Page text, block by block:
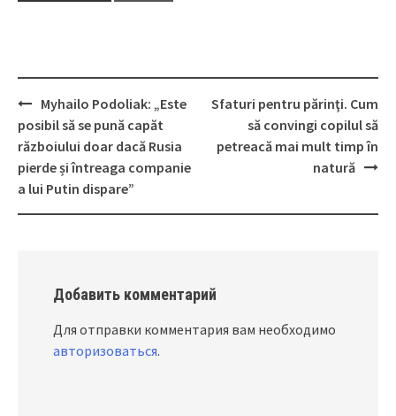
Post
navigation
Myhailo Podoliak: „Este
posibil să se pună capăt
războiului doar dacă Rusia
pierde și întreaga companie
a lui Putin dispare”
Sfaturi pentru părinţi. Cum
să convingi copilul să
petreacă mai mult timp în
natură
Добавить комментарий
Для отправки комментария вам необходимо
авторизоваться.